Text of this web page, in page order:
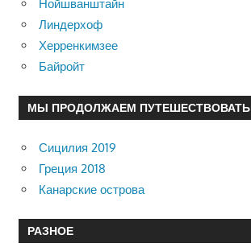
Нойшванштайн
Линдерхоф
Херренкимзее
Байройт
МЫ ПРОДОЛЖАЕМ ПУТЕШЕСТВОВАТЬ
Сицилия 2019
Греция 2018
Канарские острова
РАЗНОЕ